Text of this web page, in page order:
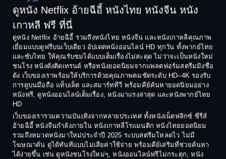
Comedy ตลก
Coming-of-age ชีวิตวัยรุ่น
Crime อาชญากรรม
Crime อาชญากรรม
Culture
Dance เต้น
1992
1991
1990
1988
1987
1986
1985
1984
1983
1982
1981
1980
1978
1974
1973
1972
1971
1970
1969
ดูหนัง Netflix อ้ายฉีอี้ หนังไทย หนังจีน หนัง
เกาหลี ฟรี ที่นี่
ดูหนัง Netflix อ้ายฉีอี้ รวมถึงหนังไทย หนังจีน และหนังเกาหลีคุณภาพ
เยี่ยมแบบดูฟรีบนเว็บเดียว อัปเดตหนังออนไลน์ HD ทุกวัน ทั้งพากย์ไทย
และซับไทย ให้คุณรับชมได้แบบเต็มเรื่องไม่สะดุด ไม่ว่าจะเป็นหนังใหม่
ชนโรง หนังดังติดเทรนด์ หรือหนังยอดนิยมจากแพลตฟอร์มสตรีมมิงชื่อ
ดัง เว็บของเราพร้อมให้บริการด้วยคุณภาพคมชัดระดับ HD–4K รองรับ
การดูบนมือถือ แท็บเล็ต และสมาร์ททีวี พร้อมคีย์ค้นหายอดนิยมอย่าง
หนังฟรี, ดูหนังออนไลน์เต็มเรื่อง, หนังมาแรงล่าสุด และหนังพากย์ไทย
HD
เว็บของเรารวมความบันเทิงจากหลายประเทศ ทั้งหนังเน็ตฟลิกซ์ ซีรีส์
อ้ายฉีอี้ หนังจีนกำลังภายใน หนังเกาหลีโรแมนติก หนังไทยยอดนิยม
รวมถึงหมวดหนังมาใหม่ประจำปี 2025 ระบบสตรีมโหลดไว ไม่มี
โฆษณาคั่น ดูได้ทันทีแบบไม่เสียค่าใช้จ่าย พร้อมคีย์เสริมที่ช่วยค้นหา
ได้ง่ายขึ้น เช่น ดูหนังชนโรงใหม่ๆ, หนังออนไลน์ฟรีไม่กระตุก, หนัง